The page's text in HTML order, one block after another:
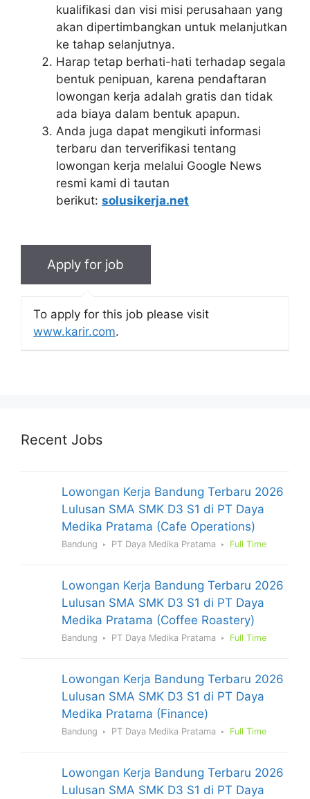
kualifikasi dan visi misi perusahaan yang
akan dipertimbangkan untuk melanjutkan
ke tahap selanjutnya.
Harap tetap berhati-hati terhadap segala
bentuk penipuan, karena pendaftaran
lowongan kerja adalah gratis dan tidak
ada biaya dalam bentuk apapun.
Anda juga dapat mengikuti informasi
terbaru dan terverifikasi tentang
lowongan kerja melalui Google News
resmi kami di tautan
berikut: solusikerja.net
To apply for this job please visit
www.karir.com.
Recent Jobs
Lowongan Kerja Bandung Terbaru 2026
Lulusan SMA SMK D3 S1 di PT Daya
Medika Pratama (Cafe Operations)
Bandung PT Daya Medika Pratama Full Time
Lowongan Kerja Bandung Terbaru 2026
Lulusan SMA SMK D3 S1 di PT Daya
Medika Pratama (Coffee Roastery)
Bandung PT Daya Medika Pratama Full Time
Lowongan Kerja Bandung Terbaru 2026
Lulusan SMA SMK D3 S1 di PT Daya
Medika Pratama (Finance)
Bandung PT Daya Medika Pratama Full Time
Lowongan Kerja Bandung Terbaru 2026
Lulusan SMA SMK D3 S1 di PT Daya